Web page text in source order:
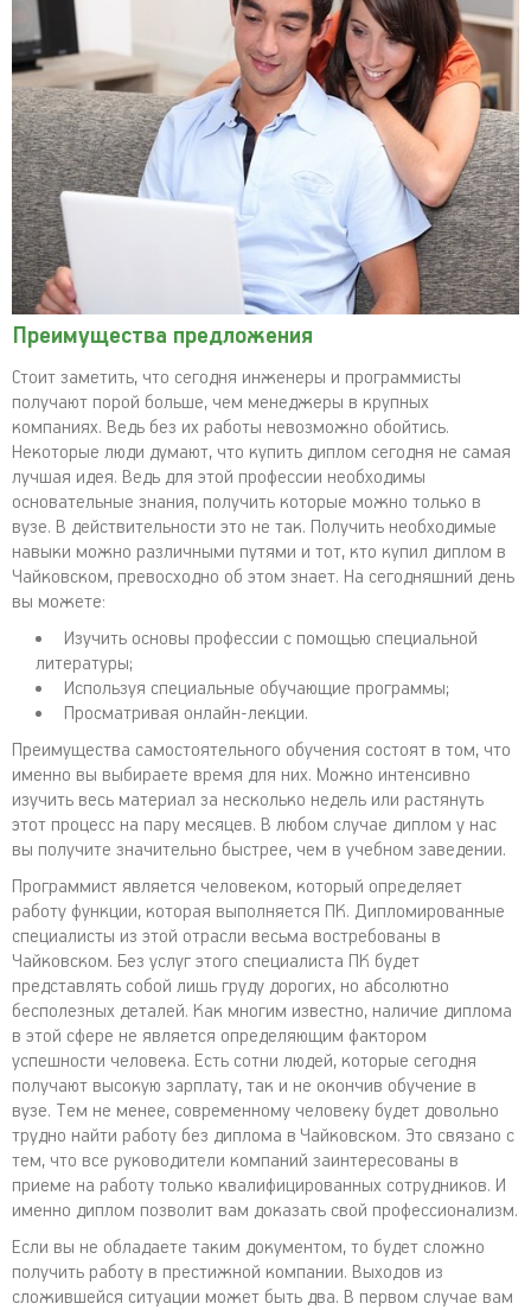
Преимущества предложения
Стоит заметить, что сегодня инженеры и программисты
получают порой больше, чем менеджеры в крупных
компаниях. Ведь без их работы невозможно обойтись.
Некоторые люди думают, что купить диплом сегодня не самая
лучшая идея. Ведь для этой профессии необходимы
основательные знания, получить которые можно только в
вузе. В действительности это не так. Получить необходимые
навыки можно различными путями и тот, кто купил диплом в
Чайковском, превосходно об этом знает. На сегодняшний день
вы можете:
Изучить основы профессии с помощью специальной
литературы;
Используя специальные обучающие программы;
Просматривая онлайн-лекции.
Преимущества самостоятельного обучения состоят в том, что
именно вы выбираете время для них. Можно интенсивно
изучить весь материал за несколько недель или растянуть
этот процесс на пару месяцев. В любом случае диплом у нас
вы получите значительно быстрее, чем в учебном заведении.
Программист является человеком, который определяет
работу функции, которая выполняется ПК. Дипломированные
специалисты из этой отрасли весьма востребованы в
Чайковском. Без услуг этого специалиста ПК будет
представлять собой лишь груду дорогих, но абсолютно
бесполезных деталей. Как многим известно, наличие диплома
в этой сфере не является определяющим фактором
успешности человека. Есть сотни людей, которые сегодня
получают высокую зарплату, так и не окончив обучение в
вузе. Тем не менее, современному человеку будет довольно
трудно найти работу без диплома в Чайковском. Это связано с
тем, что все руководители компаний заинтересованы в
приеме на работу только квалифицированных сотрудников. И
именно диплом позволит вам доказать свой профессионализм.
Если вы не обладаете таким документом, то будет сложно
получить работу в престижной компании. Выходов из
сложившейся ситуации может быть два. В первом случае вам